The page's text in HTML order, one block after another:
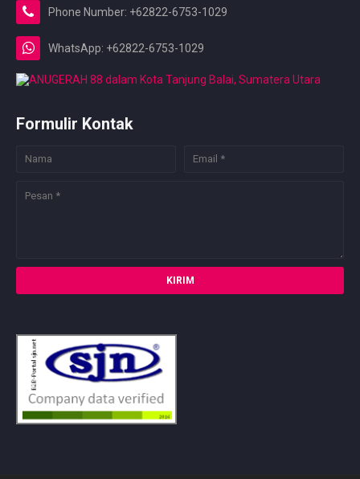
Phone Number: +62822-6753-1029
WhatsApp: +62822-6753-1029
Formulir Kontak